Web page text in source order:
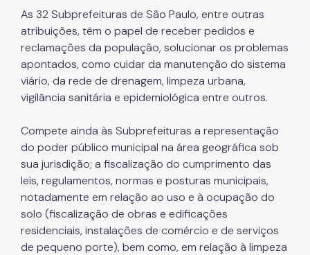
Cata-Bagulho
CADES/PR
Termo de Cooperação
Programa de Metas
Notícias
As 32 Subprefeituras de São Paulo, entre outras
atribuições, têm o papel de receber pedidos e
reclamações da população, solucionar os problemas
apontados, como cuidar da manutenção do sistema
viário, da rede de drenagem, limpeza urbana,
vigilância sanitária e epidemiológica entre outros.
Compete ainda às Subprefeituras a representação
do poder público municipal na área geográfica sob
sua jurisdição; a fiscalização do cumprimento das
leis, regulamentos, normas e posturas municipais,
notadamente em relação ao uso e à ocupação do
solo (fiscalização de obras e edificações
residenciais, instalações de comércio e de serviços
de pequeno porte), bem como, em relação à limpeza